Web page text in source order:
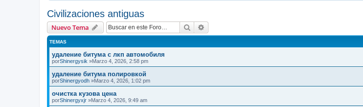
Civilizaciones antiguas
Nuevo Tema Buscar
TEMAS
удаление битума с лкп автомобиля
porShinergysik »Marzo 4, 2026, 2:58 pm
удаление битума полировкой
porShinergyodh »Marzo 4, 2026, 1:02 pm
очистка кузова цена
porShinergyxjr »Marzo 4, 2026, 9:49 am